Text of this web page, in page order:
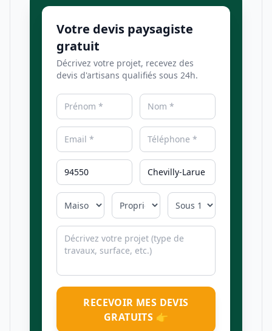
Votre devis paysagiste
gratuit
Décrivez votre projet, recevez des
devis d'artisans qualifiés sous 24h.
RECEVOIR MES DEVIS
GRATUITS 👉